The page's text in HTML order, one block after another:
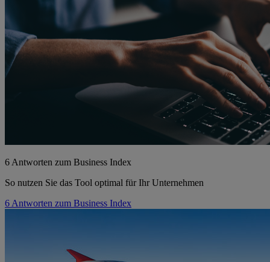
6 Antworten zum Business Index
So nutzen Sie das Tool optimal für Ihr Unternehmen
6 Antworten zum Business Index